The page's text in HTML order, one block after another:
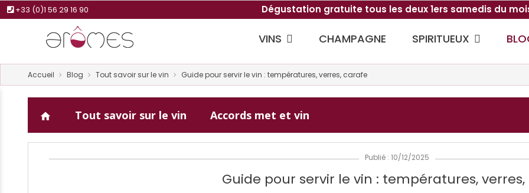
+33 (0)1 56 29 16 90 Dégustation gratuite tous les deux 1ers samedis du
VINS CHAMPAGNE SPIRITUEUX
Accueil Blog Tout savoir sur le vin Guide pour servir le vin : températures, verres, carafe
home Tout savoir sur le vin Accords met et vin
Publié : 10/12/2025
Guide pour servir le vin : températures,